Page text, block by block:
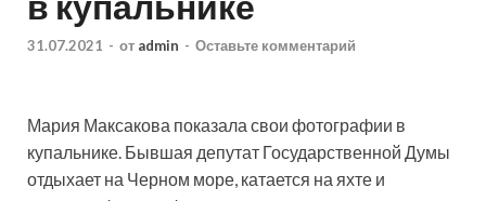
31.07.2021 - от admin - Оставьте комментарий
Мария Максакова показала свои фотографии в
купальнике. Бывшая депутат Государственной Думы
отдыхает на Черном море, катается на яхте и